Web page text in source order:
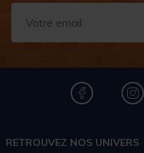
RETROUVEZ NOS UNIVERS